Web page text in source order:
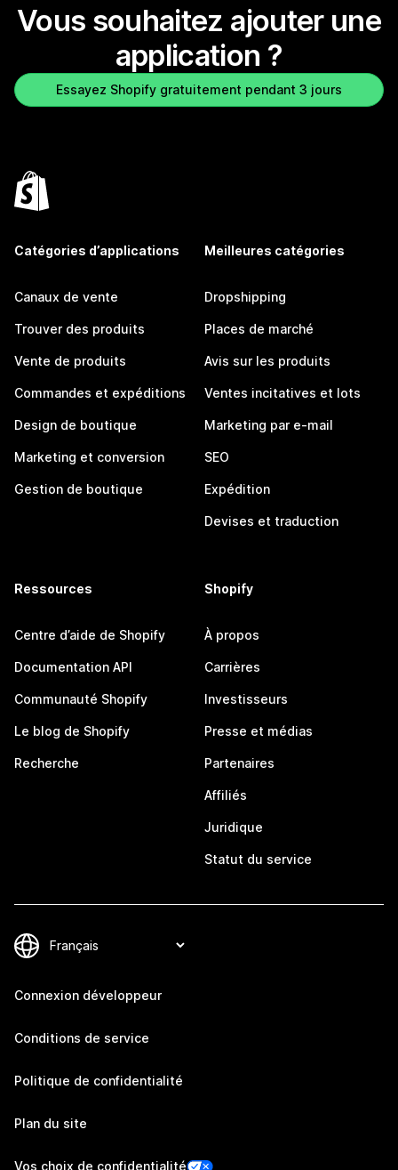
Vous souhaitez ajouter une
application ?
Essayez Shopify gratuitement pendant 3 jours
Catégories d’applications
Canaux de vente
Trouver des produits
Vente de produits
Commandes et expéditions
Design de boutique
Marketing et conversion
Gestion de boutique
Meilleures catégories
Dropshipping
Places de marché
Avis sur les produits
Ventes incitatives et lots
Marketing par e-mail
SEO
Expédition
Devises et traduction
Ressources
Centre d’aide de Shopify
Documentation API
Communauté Shopify
Le blog de Shopify
Recherche
Shopify
À propos
Carrières
Investisseurs
Presse et médias
Partenaires
Affiliés
Juridique
Statut du service
Connexion développeur
Conditions de service
Politique de confidentialité
Plan du site
Vos choix de confidentialité